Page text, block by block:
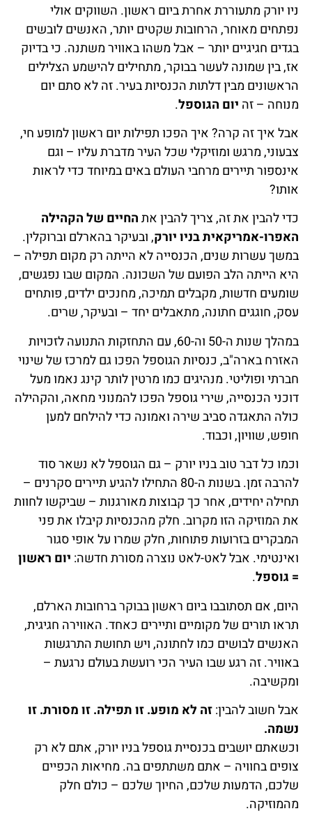
ניו יורק מתעוררת אחרת ביום ראשון. השווקים אולי
נפתחים מאוחר, הרחובות שקטים יותר, האנשים לובשים
בגדים חגיגיים יותר – אבל משהו באוויר משתנה. כי בדיוק
אז, בין שמונה לעשר בבוקר, מתחילים להישמע הצלילים
הראשונים מבין דלתות הכנסיות בעיר. זה לא סתם יום
מנוחה – זה יום הגוספל.
אבל איך זה קרה? איך הפכו תפילות יום ראשון למופע חי,
צבעוני, מרגש ומוזיקלי שכל העיר מדברת עליו – וגם
אינספור תיירים מרחבי העולם באים במיוחד כדי לראות
אותו?
כדי להבין את זה, צריך להבין אתהחיים של הקהילה
האפרו-אמריקאית בניו יורק, ובעיקר בהארלם וברוקלין.
במשך עשרות שנים, הכנסייה לא הייתה רק מקום תפילה –
היא הייתה הלב הפועם של השכונה. המקום שבו נפגשים,
שומעים חדשות, מקבלים תמיכה, מחנכים ילדים, פותחים
עסק, חוגגים חתונה, מתאבלים יחד – ובעיקר, שרים.
במהלך שנות ה-50 וה-60, עם התחזקות התנועה לזכויות
האזרח בארה"ב, כנסיות הגוספל הפכו גם למרכז של שינוי
חברתי ופוליטי. מנהיגים כמו מרטין לותר קינג נאמו מעל
דוכני הכנסייה, שירי גוספל הפכו להמנוני מחאה, והקהילה
כולה התאגדה סביב שירה ואמונה כדי להילחם למען
חופש, שוויון, וכבוד.
וכמו כל דבר טוב בניו יורק – גם הגוספל לא נשאר סוד
להרבה זמן. בשנות ה-80 התחילו להגיע תיירים סקרנים –
תחילה יחידים, אחר כך קבוצות מאורגנות – שביקשו לחוות
את המוזיקה הזו מקרוב. חלק מהכנסיות קיבלו את פני
המבקרים בזרועות פתוחות, חלק שמרו על אופי סגור
ואינטימי. אבל לאט-לאט נוצרה מסורת חדשה: יום ראשון
= גוספל.
היום, אם תסתובבו ביום ראשון בבוקר ברחובות הארלם,
תראו תורים של מקומיים ותיירים כאחד. האווירה חגיגית,
האנשים לבושים כמו לחתונה, ויש תחושת התרגשות
באוויר. זה רגע שבו העיר הכי רועשת בעולם נרגעת –
ומקשיבה.
אבל חשוב להבין:זה לא מופע. זו תפילה. זו מסורת. זו
נשמה.
וכשאתם יושבים בכנסיית גוספל בניו יורק, אתם לא רק
צופים בחוויה – אתם משתתפים בה. מחיאות הכפיים
שלכם, הדמעות שלכם, החיוך שלכם – כולם חלק
מהמוזיקה.